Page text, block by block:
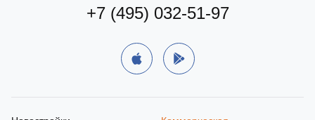
+7 (495) 032-51-97